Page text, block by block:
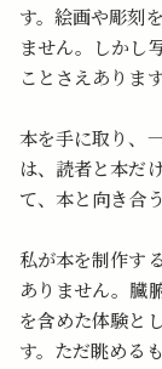
す。絵画や彫刻
ません。しかし
ことさえあります
本を手に取り、
は、読者と本だ
て、本と向き合
私が本を制作す
ありません。臓
を含めた体験と
す。ただ眺める